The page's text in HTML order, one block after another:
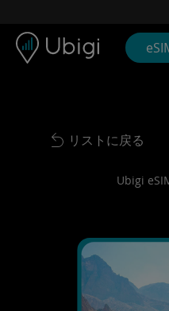
Back to list
リストに戻る
Ubigi